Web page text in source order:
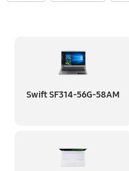
Swift SF314-56G-58AM